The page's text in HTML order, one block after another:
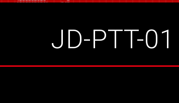
JD-PTT-01